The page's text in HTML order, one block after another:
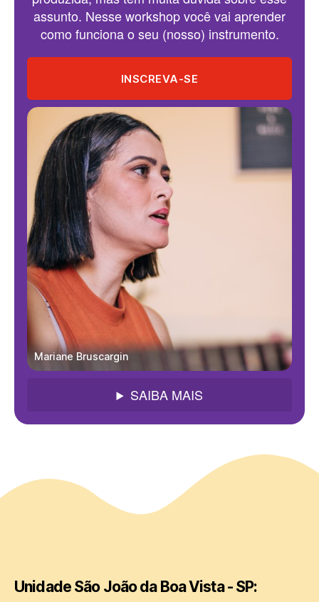
assunto. Nesse workshop você vai aprender
como funciona o seu (nosso) instrumento.
INSCREVA-SE
Mariane Bruscargin
SAIBA MAIS
Unidade São João da Boa Vista - SP: